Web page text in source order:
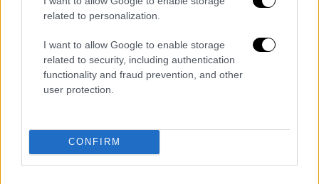
related to personalization.
I want to allow Google to enable storage
related to security, including authentication
functionality and fraud prevention, and other
user protection.
CONFIRM
οποίου δεν μπορεί να βρει για να το
ξεμπερδέψει. Ή μάλλον μπορεί αλλά δεν
θέλει, αφού με κανέναν τρόπο δεν
παραδέχεται στον εαυτό της ότι αγαπάει τον
Αστέρη, ότι ο Αστέρης είναι ο άνθρωπος της
ζωής της.
Πέρα από τα αντιφατικά συναισθήματα που
βιώνει και δεν μπορεί να τα διαχειριστεί,
έρχονται κι άλλες «μπόρες» στην ζωή της